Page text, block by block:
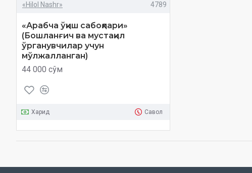
«Hilol Nashr» 4789
«Арабча ўқиш сабоқлари»
(Бошланғич ва мустақил
ўрганувчилар учун
мўлжалланган)
44 000 сўм
Харид Савол